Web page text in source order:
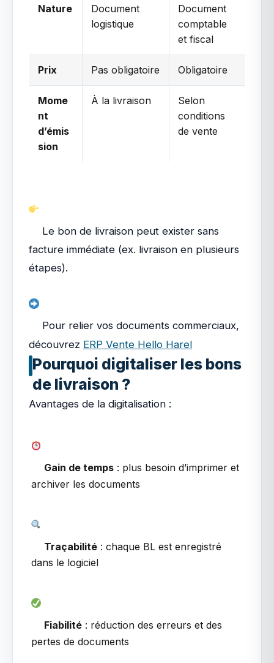
Nature
Document
logistique
Document
comptable
et fiscal
Prix Pas obligatoire Obligatoire
Mome
nt
d’émis
sion
À la livraison
Selon
conditions
de vente
Le bon de livraison peut exister sans
facture immédiate (ex. livraison en plusieurs
étapes).
Pour relier vos documents commerciaux,
découvrez ERP Vente Hello Harel
Pourquoi digitaliser les bons
de livraison ?
Avantages de la digitalisation :
Gain de temps : plus besoin d’imprimer et
archiver les documents
Traçabilité : chaque BL est enregistré
dans le logiciel
Fiabilité : réduction des erreurs et des
pertes de documents